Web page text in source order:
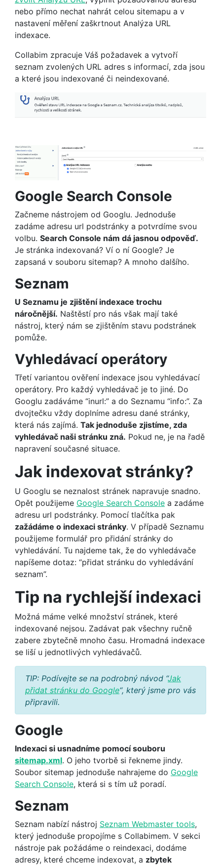
nebo přímo nechat nahrát celou sitemapu a v
nastavení měření zaškrtnout Analýza URL
indexace.
Collabim zpracuje Váš požadavek a vytvoří
seznam zvolených URL adres s informací, zda jsou
a které jsou indexované či neindexované.
Google Search Console
Začneme nástrojem od Googlu. Jednoduše
zadáme adresu url podstránky a potvrdíme svou
volbu. Search Console nám dá jasnou odpověď.
Je stránka indexovaná? Ví o ní Google? Je
zapsaná v souboru sitemap? A mnoho dalšího.
Seznam
U Seznamu je zjištění indexace trochu
náročnější. Naštěstí pro nás však mají také
nástroj, který nám se zjištěním stavu podstránek
pomůže.
Vyhledávací operátory
Třetí variantou ověření indexace jsou vyhledávací
operátory. Pro každý vyhledávač je to jiné. Do
Googlu zadáváme “inurl:” a do Seznamu “info:”. Za
dvojtečku vždy doplníme adresu dané stránky,
která nás zajímá. Tak jednoduše zjistíme, zda
vyhledávač naši stránku zná. Pokud ne, je na řadě
napravení současné situace.
Jak indexovat stránky?
U Googlu se neznalost stránek napravuje snadno.
Opět použijeme Google Search Console a zadáme
adresu url podstránky. Pomocí tlačítka pak
zažádáme o indexaci stránky. V případě Seznamu
použijeme formulář pro přidání stránky do
vyhledávání. Tu najdeme tak, že do vyhledávače
napíšeme dotaz: “přidat stránku do vyhledávání
seznam”.
Tip na rychlejší indexaci
Možná máme velké množství stránek, které
indexované nejsou. Zadávat pak všechny ručně
zabere zbytečně mnoho času. Hromadná indexace
se liší u jednotlivých vyhledávačů.
TIP: Podívejte se na podrobný návod “Jak
přidat stránku do Google“, který jsme pro vás
připravili.
Google
Indexaci si usnadníme pomocí souboru
sitemap.xml. O jeho tvorbě si řekneme jindy.
Soubor sitemap jednoduše nahrajeme do Google
Search Console, která si s tím už poradí.
Seznam
Seznam nabízí nástroj Seznam Webmaster tools,
který jednoduše propojíme s Collabimem. V sekci
nástroje pak požádáme o reindexaci, dodáme
adresy, které chceme indexovat, a zbytek